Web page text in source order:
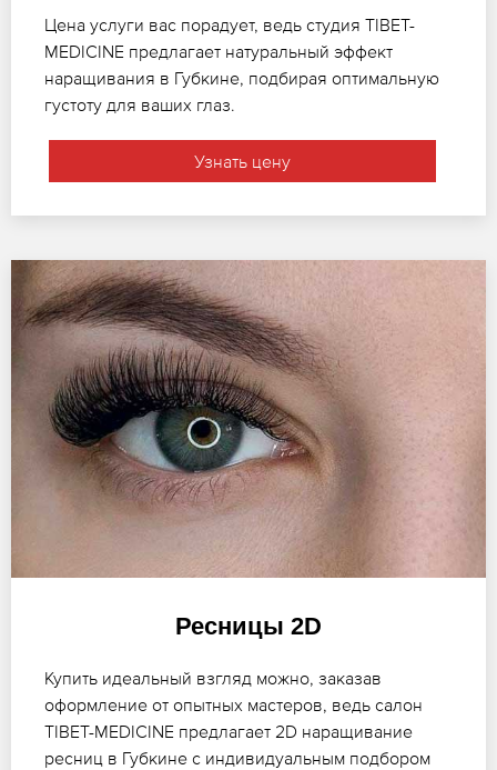
Цена услуги вас порадует, ведь студия TIBET-
MEDICINE предлагает натуральный эффект
наращивания в Губкине, подбирая оптимальную
густоту для ваших глаз.
Узнать цену
Ресницы 2D
Купить идеальный взгляд можно, заказав
оформление от опытных мастеров, ведь салон
TIBET-MEDICINE предлагает 2D наращивание
ресниц в Губкине с индивидуальным подбором